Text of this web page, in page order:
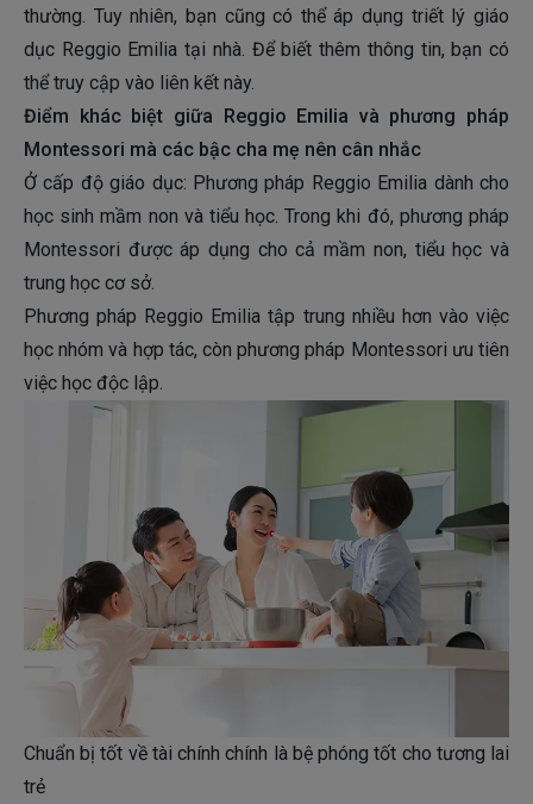
thường. Tuy nhiên, bạn cũng có thể áp dụng triết lý giáo
dục Reggio Emilia tại nhà. Để biết thêm thông tin, bạn có
thể truy cập vào liên kết này.
Điểm khác biệt giữa Reggio Emilia và phương pháp
Montessori mà các bậc cha mẹ nên cân nhắc
Ở cấp độ giáo dục: Phương pháp Reggio Emilia dành cho
học sinh mầm non và tiểu học. Trong khi đó, phương pháp
Montessori được áp dụng cho cả mầm non, tiểu học và
trung học cơ sở.
Phương pháp Reggio Emilia tập trung nhiều hơn vào việc
học nhóm và hợp tác, còn phương pháp Montessori ưu tiên
việc học độc lập.
Chuẩn bị tốt về tài chính chính là bệ phóng tốt cho tương lai
trẻ